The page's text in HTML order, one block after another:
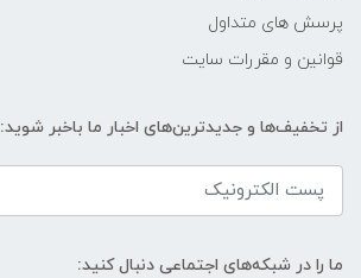
پرسش های متداول
قوانین و مقررات سایت
از تخفیف‌ها و جدیدترین‌های اخبار ما باخبر شوید:
ما را در شبکه‌های اجتماعی دنبال کنید: